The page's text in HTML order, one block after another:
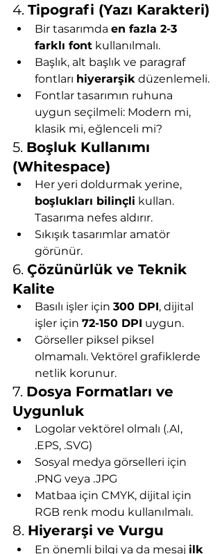
4. Tipografi (Yazı Karakteri)
Bir tasarımda en fazla 2-3
farklı font kullanılmalı.
Başlık, alt başlık ve paragraf
fontları hiyerarşik düzenlemeli.
Fontlar tasarımın ruhuna
uygun seçilmeli: Modern mi,
klasik mi, eğlenceli mi?
5. Boşluk Kullanımı
(Whitespace)
Her yeri doldurmak yerine,
boşlukları bilinçli kullan.
Tasarıma nefes aldırır.
Sıkışık tasarımlar amatör
görünür.
6. Çözünürlük ve Teknik
Kalite
Basılı işler için 300 DPI, dijital
işler için 72-150 DPI uygun.
Görseller piksel piksel
olmamalı. Vektörel grafiklerde
netlik korunur.
7. Dosya Formatları ve
Uygunluk
Logolar vektörel olmalı (.AI,
.EPS, .SVG)
Sosyal medya görselleri için
.PNG veya .JPG
Matbaa için CMYK, dijital için
RGB renk modu kullanılmalı.
8. Hiyerarşi ve Vurgu
En önemli bilgi ya da mesaj ilk